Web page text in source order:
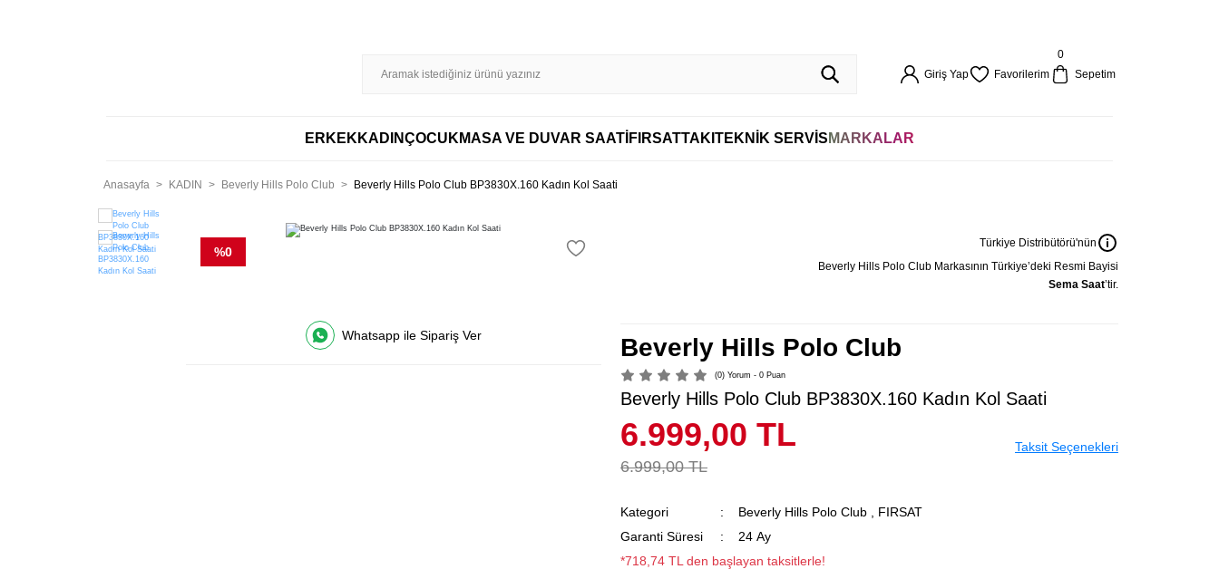
Giriş Yap Favorilerim
0
Sepetim
ERKEK KADINÇOCUK MASA VE DUVAR SAATİ FIRSATTAKI TEKNİK SERVİS MARKALAR
Anasayfa KADIN Beverly Hills Polo Club Beverly Hills Polo Club BP3830X.160 Kadın Kol Saati
%0
Whatsapp ile Sipariş Ver
Türkiye Distribütörü'nün
Beverly Hills Polo Club Markasının Türkiye’deki Resmi Bayisi
Sema Saat’tir.
Beverly Hills Polo Club
(0) Yorum - 0 Puan
Beverly Hills Polo Club BP3830X.160 Kadın Kol Saati
6.999,00 TL
6.999,00 TL
Taksit Seçenekleri
Kategori Beverly Hills Polo Club
FIRSAT
Garanti Süresi
24 Ay
*718,74 TL den başlayan taksitlerle!